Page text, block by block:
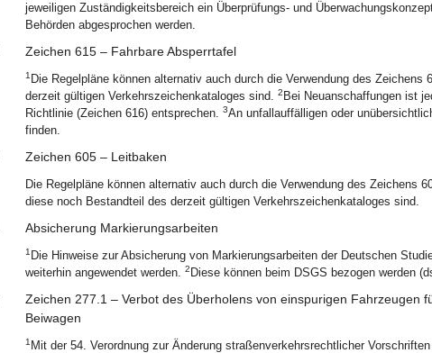
jeweiligen Zuständigkeitsbereich ein Überprüfungs- und
Behörden abgesprochen werden.
Zeichen 615 – Fahrbare Absperrtafel
1 Die Regelpläne können alternativ auch durch die Verwendung des
derzeit gültigen Verkehrszeichenkataloges sind. 2 Bei Neuanschaffungen ist
Richtlinie (Zeichen 616) entsprechen. 3An unfallauffälligen oder
finden.
Zeichen 605 – Leitbaken
Die Regelpläne können alternativ auch durch die Verwendung des Zeichens
diese noch Bestandteil des derzeit gültigen Verkehrszeichenkataloges sind.
Absicherung Markierungsarbeiten
1 Die Hinweise zur Absicherung von Markierungsarbeiten der Deutschen
weiterhin angewendet werden. 2 Diese können beim DSGS bezogen werden
Zeichen 277.1 – Verbot des Überholens von einspurigen Fahrzeugen
Beiwagen
1 Mit der 54. Verordnung zur Änderung straßenverkehrsrechtlicher